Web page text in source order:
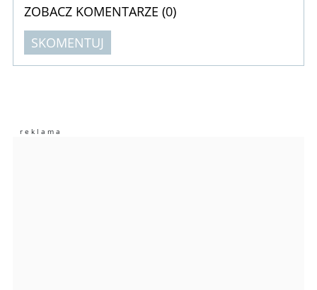
ZOBACZ KOMENTARZE (0)
SKOMENTUJ
Imię (Wymagane)